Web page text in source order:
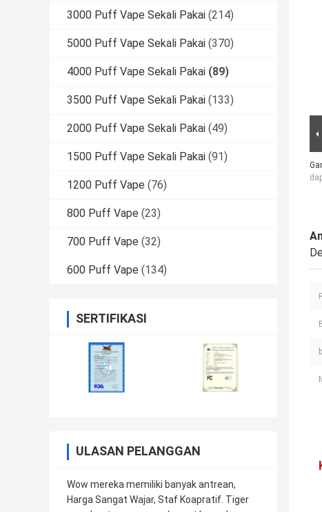
3000 Puff Vape Sekali Pakai (214)
5000 Puff Vape Sekali Pakai (370)
4000 Puff Vape Sekali Pakai (89)
3500 Puff Vape Sekali Pakai (133)
2000 Puff Vape Sekali Pakai (49)
1500 Puff Vape Sekali Pakai (91)
1200 Puff Vape (76)
800 Puff Vape (23)
700 Puff Vape (32)
600 Puff Vape (134)
SERTIFIKASI
ULASAN PELANGGAN
Wow mereka memiliki banyak antrean,
Harga Sangat Wajar, Staf Koapratif. Tiger